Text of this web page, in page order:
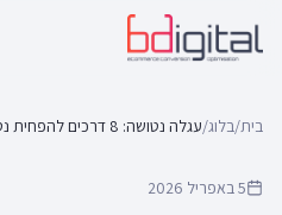
בית/בלוג/
5 באפריל 2026